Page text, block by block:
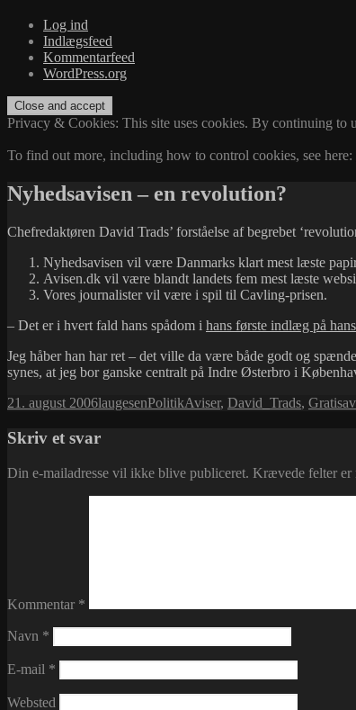
Log ind
Indlægsfeed
Kommentarfeed
WordPress.org
Privacy & Cookies: This site uses cookies. By continuing to
To find out more, including how to control cookies, see here:
Nyhedsavisen – en revolution?
Chefredaktøren David Trads’ forståelse af begrebet
Nyhedsavisen vil være Danmarks klart mest læste
Avisen.dk vil være blandt landets fem mest læste
Vores journalister vil være i spil til Cavling-prisen.
– Det er i hvert fald hans spådom i hans første indlæg på
Jeg håber han har ret – det ville da være både godt og
synes, at jeg bor ganske centralt på Indre Østerbro i
Udgivet
21. august 2006Forfatter
laugesenKategorier
PolitikTags
Aviser, David_Trads,
Skriv et svar
Din e-mailadresse vil ikke blive publiceret. Krævede felter er
Kommentar *
Navn *
E-mail *
Websted